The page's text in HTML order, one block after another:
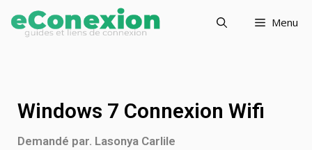
Menu
Windows 7 Connexion Wifi
Demandé par. Lasonya Carlile